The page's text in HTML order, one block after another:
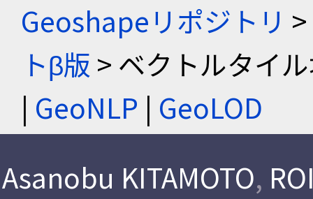
Geoshapeリポジトリ >
トβ版 > ベクトルタイ
| GeoNLP | GeoLOD
Asanobu KITAMOTO,